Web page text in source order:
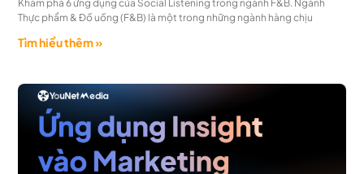
Khám phá 6 ứng dụng của Social Listening trong ngành F&B. Ngành
Thực phẩm & Đồ uống (F&B) là một trong những ngành hàng chịu
Tìm hiểu thêm »